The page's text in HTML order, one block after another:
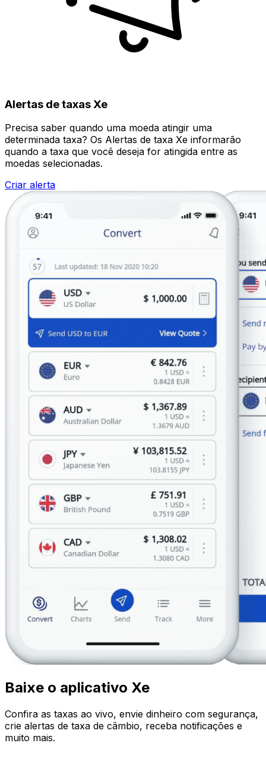
Alertas de taxas Xe
Precisa saber quando uma moeda atingir uma
determinada taxa? Os Alertas de taxa Xe informarão
quando a taxa que você deseja for atingida entre as
moedas selecionadas.
Criar alerta
Baixe o aplicativo Xe
Confira as taxas ao vivo, envie dinheiro com segurança,
crie alertas de taxa de câmbio, receba notificações e
muito mais.